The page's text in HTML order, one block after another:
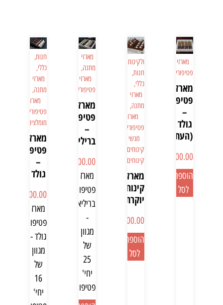
מארזי
פטיפורים
מארז
פטיפורים
–
גולד
(העתק)
200.00
הוספה
לסל
ולקינוח,
חנות,
כללי,
מארזי
מתנה,
מארזי
פטיפורים
מגשי
קינוחים
קינוחים
מארז
קינוחים
יוקרתי
300.00
הוספה
לסל
מארזי
מתנה,
מארזי
פטיפורים
מארזי
פטיפורים
–
בריליאנט
600.00
מארז
פטיפורים
בריליאנט
-
מגוון
של
25
יחי'
פטיפורים
חנות,
כללי,
מארזי
מתנה,
מארזי
פטיפורים
מומלצים
מארזי
פטיפורים
–
גולד
400.00
מארז
פטיפורים
גולד -
מגוון
של
16
יחי'